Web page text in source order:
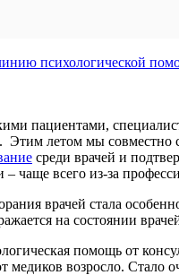
психологической
пациентами,
Этим летом мы
среди врачей и
чаще всего из-за
врачей стала
на состоянии
помощь от
медиков возросло. Стало